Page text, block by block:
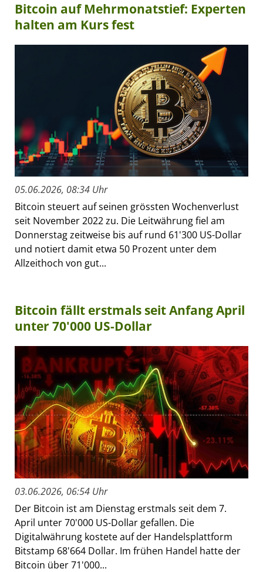
Bitcoin auf Mehrmonatstief: Experten
halten am Kurs fest
05.06.2026, 08:34 Uhr
Bitcoin steuert auf seinen grössten Wochenverlust
seit November 2022 zu. Die Leitwährung fiel am
Donnerstag zeitweise bis auf rund 61'300 US-Dollar
und notiert damit etwa 50 Prozent unter dem
Allzeithoch von gut...
Bitcoin fällt erstmals seit Anfang April
unter 70'000 US-Dollar
03.06.2026, 06:54 Uhr
Der Bitcoin ist am Dienstag erstmals seit dem 7.
April unter 70'000 US-Dollar gefallen. Die
Digitalwährung kostete auf der Handelsplattform
Bitstamp 68'664 Dollar. Im frühen Handel hatte der
Bitcoin über 71'000...